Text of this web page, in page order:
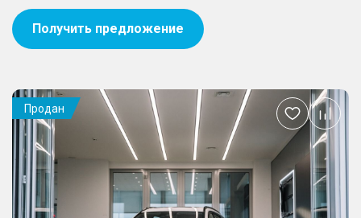
Получить предложение
Продан
Добавить
в
избранное